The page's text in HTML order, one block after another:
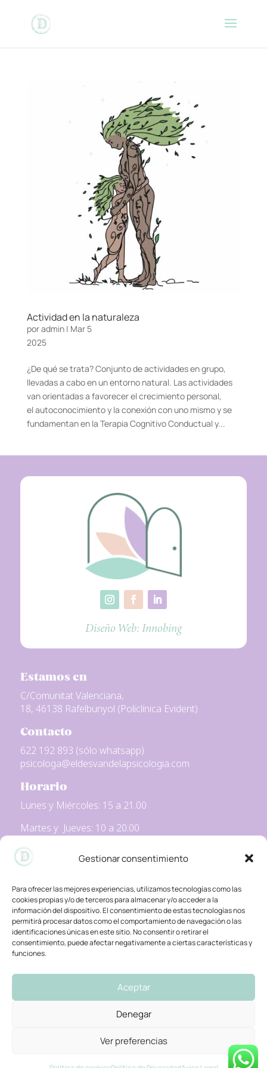
Gestionar consentimiento
Para ofrecer las mejores experiencias, utilizamos tecnologías como las
cookies propias y/o de terceros para almacenar y/o acceder a la
información del dispositivo. El consentimiento de estas tecnologías nos
permitirá procesar datos como el comportamiento de navegación o las
identificaciones únicas en este sitio. No consentir o retirar el
consentimiento, puede afectar negativamente a ciertas características y
funciones.
Aceptar
Denegar
Ver preferencias
Actividad en la naturaleza
por admin | Mar 5
2025
¿De qué se trata? Conjunto de actividades en grupo,
llevadas a cabo en un entorno natural. Las actividades
van orientadas a favorecer el crecimiento personal,
el autoconocimiento y la conexión con uno mismo y se
fundamentan en la Terapia Cognitivo Conductual y...
Diseño Web:Innobing
Estamos en
C/Comunitat Valenciana,
18, 46138 Rafelbunyol (Policlínica Evident)
Contacto
622 192 893 (sólo whatsapp)
psicologa@eldesvandelapsicologia.com
Horario
Lunes y Miércoles: 15 a 21.00
Martes y Jueves: 10 a 20.00
Viernes: 9 a 12.00
Política de Privacidad
Aviso Legal
Política de Cookies
Mapa del Sitio